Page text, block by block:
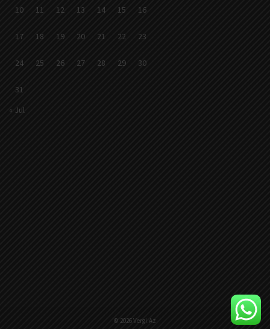
10 11 12 13 14 15 16
17 18 19 20 21 22 23
24 25 26 27 28 29 30
31
« Jul
© 2026 Vergi.Az